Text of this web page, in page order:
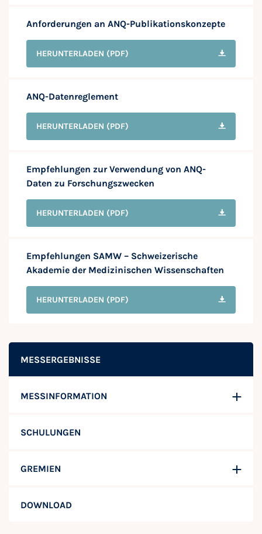
MESSERGEBNISSE
MESSINFORMATION
SCHULUNGEN
GREMIEN
DOWNLOAD
Anforderungen an ANQ-Publikationskonzepte
HERUNTERLADEN (PDF)
ANQ-Datenreglement
HERUNTERLADEN (PDF)
Empfehlungen zur Verwendung von ANQ-
Daten zu Forschungszwecken
HERUNTERLADEN (PDF)
Empfehlungen SAMW – Schweizerische
Akademie der Medizinischen Wissenschaften
HERUNTERLADEN (PDF)